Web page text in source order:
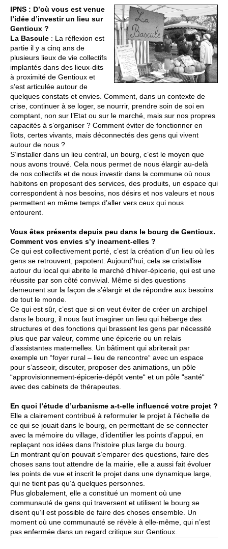
IPNS : D’où vous est venue
l’idée d’investir un lieu sur
Gentioux ?
La Bascule : La réflexion est
partie il y a cinq ans de
plusieurs lieux de vie collectifs
implantés dans des lieux-dits
à proximité de Gentioux et
s’est articulée autour de
quelques constats et envies. Comment, dans un contexte de
crise, continuer à se loger, se nourrir, prendre soin de soi en
comptant, non sur l’Etat ou sur le marché, mais sur nos propres
capacités à s’organiser ? Comment éviter de fonctionner en
îlots, certes vivants, mais déconnectés des gens qui vivent
autour de nous ?
S’installer dans un lieu central, un bourg, c’est le moyen que
nous avons trouvé. Cela nous permet de nous élargir au-delà
de nos collectifs et de nous investir dans la commune où nous
habitons en proposant des services, des produits, un espace qui
correspondent à nos besoins, nos désirs et nos valeurs et nous
permettent en même temps d’aller vers ceux qui nous
entourent.
Vous êtes présents depuis peu dans le bourg de Gentioux.
Comment vos envies s’y incarnent-elles ?
Ce qui est collectivement porté, c’est la création d’un lieu où les
gens se retrouvent, papotent. Aujourd’hui, cela se cristallise
autour du local qui abrite le marché d’hiver-épicerie, qui est une
réussite par son côté convivial. Même si des questions
demeurent sur la façon de s’élargir et de répondre aux besoins
de tout le monde.
Ce qui est sûr, c’est que si on veut éviter de créer un archipel
dans le bourg, il nous faut imaginer un lieu qui héberge des
structures et des fonctions qui brassent les gens par nécessité
plus que par valeur, comme une épicerie ou un relais
d’assistantes maternelles. Un bâtiment qui abriterait par
exemple un “foyer rural – lieu de rencontre“ avec un espace
pour s’asseoir, discuter, proposer des animations, un pôle
“approvisionnement-épicerie-dépôt vente“ et un pôle “santé“
avec des cabinets de thérapeutes.
En quoi l’étude d’urbanisme a-t-elle influencé votre projet ?
Elle a clairement contribué à reformuler le projet à l’échelle de
ce qui se jouait dans le bourg, en permettant de se connecter
avec la mémoire du village, d’identifier les points d’appui, en
replaçant nos idées dans l’histoire plus large du bourg.
En montrant qu’on pouvait s’emparer des questions, faire des
choses sans tout attendre de la mairie, elle a aussi fait évoluer
les points de vue et inscrit le projet dans une dynamique large,
qui ne tient pas qu’à quelques personnes.
Plus globalement, elle a constitué un moment où une
communauté de gens qui traversent et utilisent le bourg se
disent qu’il est possible de faire des choses ensemble. Un
moment où une communauté se révèle à elle-même, qui n’est
pas enfermée dans un regard critique sur Gentioux.